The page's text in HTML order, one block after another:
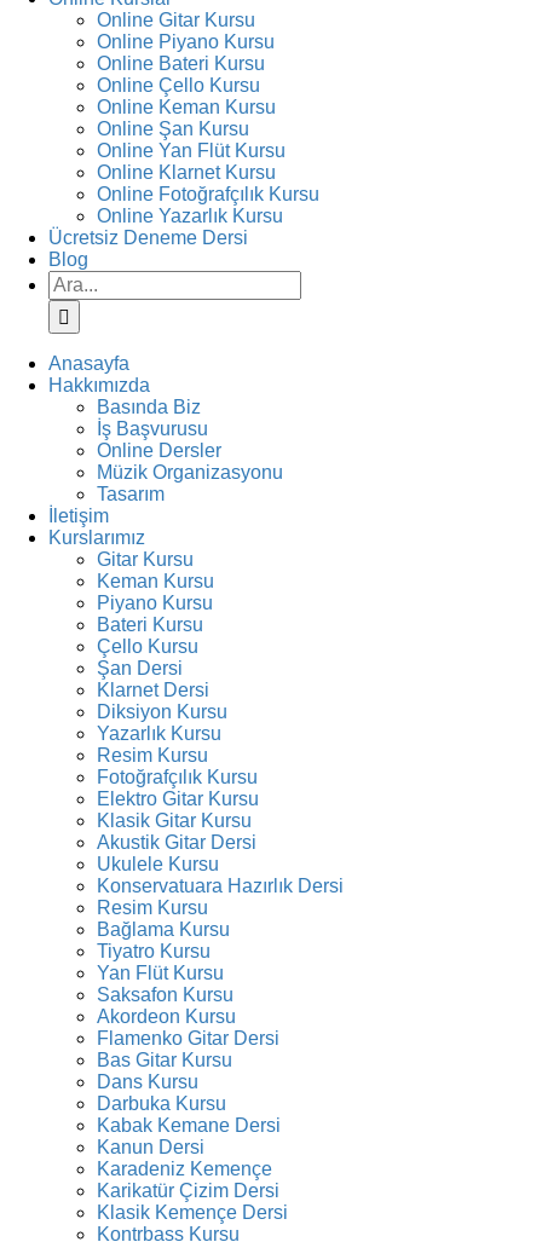
Online Gitar Kursu
Online Piyano Kursu
Online Bateri Kursu
Online Çello Kursu
Online Keman Kursu
Online Şan Kursu
Online Yan Flüt Kursu
Online Klarnet Kursu
Online Fotoğrafçılık Kursu
Online Yazarlık Kursu
Ücretsiz Deneme Dersi
Blog
Ara:
Anasayfa
Hakkımızda
Basında Biz
İş Başvurusu
Online Dersler
Müzik Organizasyonu
Tasarım
İletişim
Kurslarımız
Gitar Kursu
Keman Kursu
Piyano Kursu
Bateri Kursu
Çello Kursu
Şan Dersi
Klarnet Dersi
Diksiyon Kursu
Yazarlık Kursu
Resim Kursu
Fotoğrafçılık Kursu
Elektro Gitar Kursu
Klasik Gitar Kursu
Akustik Gitar Dersi
Ukulele Kursu
Konservatuara Hazırlık Dersi
Resim Kursu
Bağlama Kursu
Tiyatro Kursu
Yan Flüt Kursu
Saksafon Kursu
Akordeon Kursu
Flamenko Gitar Dersi
Bas Gitar Kursu
Dans Kursu
Darbuka Kursu
Kabak Kemane Dersi
Kanun Dersi
Karadeniz Kemençe
Karikatür Çizim Dersi
Klasik Kemençe Dersi
Kontrbass Kursu